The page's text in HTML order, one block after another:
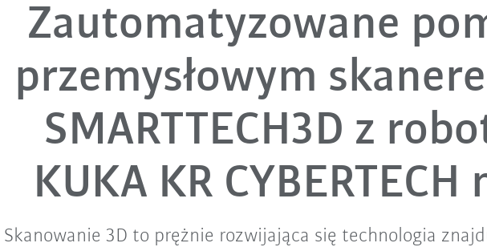
Zautomatyzowane
przemysłowym
SMARTTECH3D z
KUKA KR CYBERTECH
Skanowanie 3D to prężnie rozwijająca się technologia